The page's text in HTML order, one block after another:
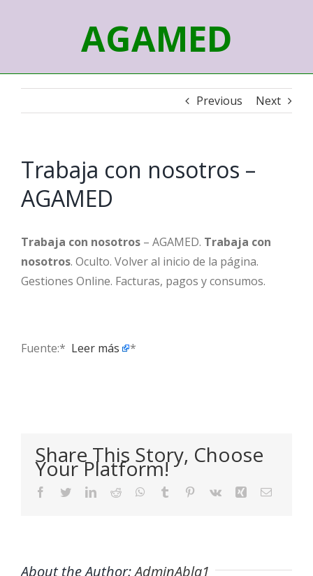
AGAMED
Previous Next
Trabaja con nosotros –
AGAMED
Trabaja con nosotros – AGAMED. Trabaja con
nosotros. Oculto. Volver al inicio de la página.
Gestiones Online. Facturas, pagos y consumos.
Fuente:* ​ Leer más *
Share This Story, Choose
Your Platform!
Facebook
TwitterLinkedIn
Reddit WhatsApp
Tumblr Pinterest
Vk Xing Email
About the Author:AdminAbla1